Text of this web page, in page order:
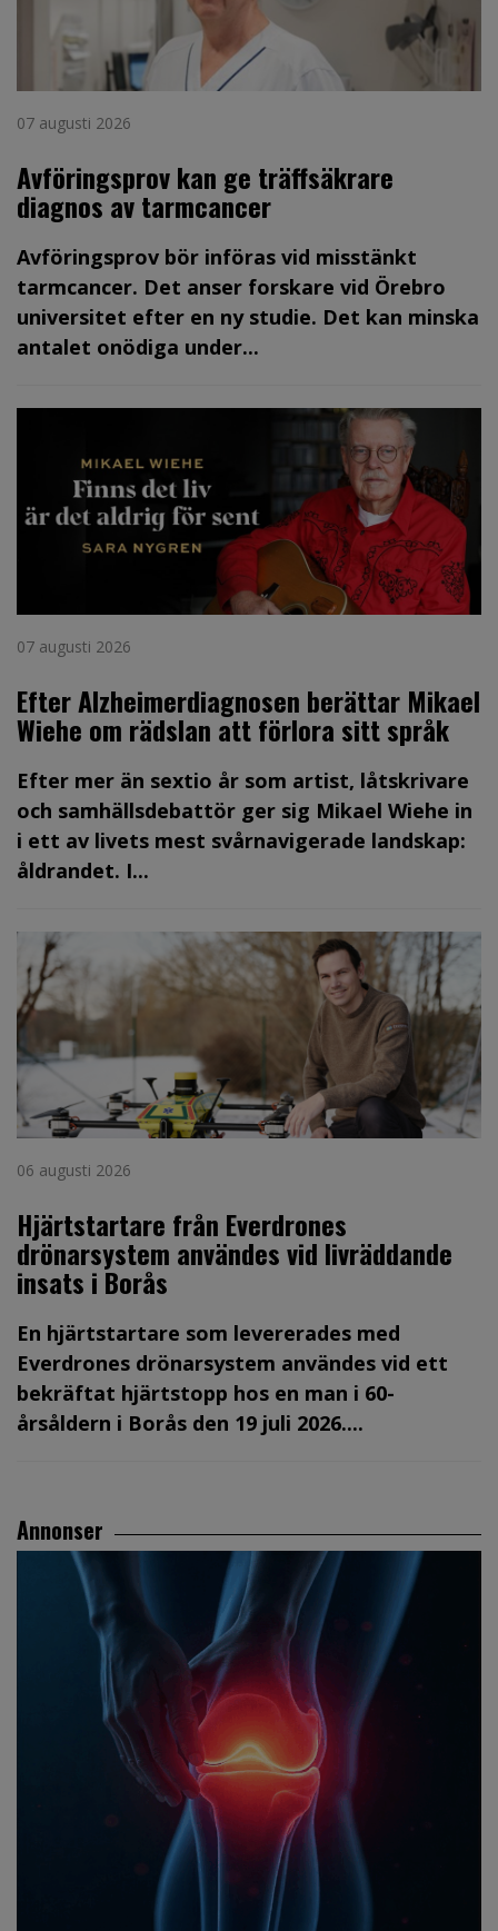
07 augusti 2026
Avföringsprov kan ge träffsäkrare
diagnos av tarmcancer
Avföringsprov bör införas vid misstänkt
tarmcancer. Det anser forskare vid Örebro
universitet efter en ny studie. Det kan minska
antalet onödiga under...
07 augusti 2026
Efter Alzheimerdiagnosen berättar Mikael
Wiehe om rädslan att förlora sitt språk
Efter mer än sextio år som artist, låtskrivare
och samhällsdebattör ger sig Mikael Wiehe in
i ett av livets mest svårnavigerade landskap:
åldrandet. I...
06 augusti 2026
Hjärtstartare från Everdrones
drönarsystem användes vid livräddande
insats i Borås
En hjärtstartare som levererades med
Everdrones drönarsystem användes vid ett
bekräftat hjärtstopp hos en man i 60-
årsåldern i Borås den 19 juli 2026....
Annonser